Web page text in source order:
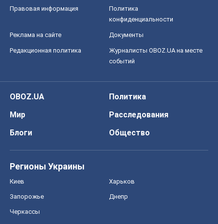
Правовая информация
Политика
конфиденциальности
Реклама на сайте Документы
Редакционная политика
Журналисты OBOZ.UA на месте
событий
OBOZ.UA
Политика
Мир
Расследования
Блоги
Общество
Регионы Украины
Киев Харьков
Запорожье Днепр
Черкассы